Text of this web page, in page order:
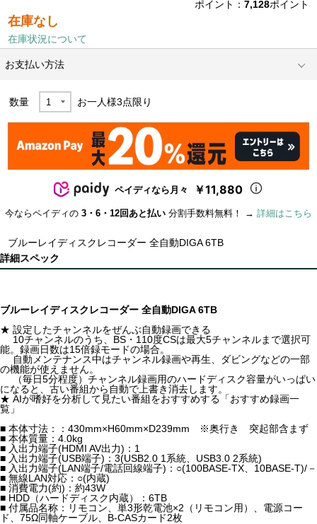
ポイント： 7,128ポイント
在庫なし
在庫状況について
お支払い方法
数量 お一人様3点限り
ペイディなら月々 ￥11,880
今ならペイディの 3・6・12回あと払い 分割手数料無料！ → 詳細はこちら
ブルーレイディスクレコーダー 全自動DIGA 6TB
詳細スペック
ブルーレイディスクレコーダー 全自動DIGA 6TB
★ 設定したチャンネルをぜんぶ自動録画できる
10チャンネルのうち、BS・110度CSは最大5チャンネルまで選択可
能。録画日数は15倍録モードの場合。
自動メンテナンス中はチャンネル録画や再生、ダビングなどの一部
の機能が使えません。
（毎日5分程度）チャンネル録画用のハードディスク容量がいっぱい
になると、古い番組から自動で上書き消去します。
★ AIが嗜好を分析して見たい番組をおすすめする「おすすめ録画一
覧」
■ 本体寸法：：430mm×H60mm×D239mm ※奥行き 突起部含まず
■ 本体質量：4.0kg
■ 入出力端子(HDMI AV出力)：1
■ 入出力端子(USB端子)：3(USB2.0 1系統、USB3.0 2系統)
■ 入出力端子(LAN端子/電話回線端子)：○(100BASE-TX、10BASE-T)/－
■ 無線LAN対応：○(内蔵)
■ 消費電力(約)：約43W
■ HDD（ハードディスク内蔵）：6TB
■ 付属品名称：リモコン、単3形乾電池×2（リモコン用）、電源コー
ド、75Ω同軸ケーブル、B-CASカード2枚